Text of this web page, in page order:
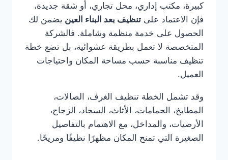
كبيرة، مكتب إداري، محل تجاري، أو شقة جديدة،
فإن الاعتماد على تنظيف بعد البناء العين يضمن لك
الحصول على خدمة منظمة وشاملة. فالشركة
المتخصصة لا تعمل بطريقة عشوائية، بل تضع خطة
تنظيف مناسبة حسب مساحة المكان واحتياجات
العميل.
وقد تشمل الخطة تنظيف الغرف، الصالات،
المطابخ، الحمامات، الأثاث، السجاد، الزجاج،
الأرضيات، والمداخل، مع الاهتمام بالتفاصيل
الصغيرة التي تمنح المكان مظهرًا نظيفًا ومريحًا.